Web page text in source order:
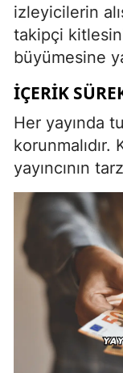
izleyicilerin
takipçi
büyümesine
İÇERIK
Her yayında
korunmalıdır.
yayıncının